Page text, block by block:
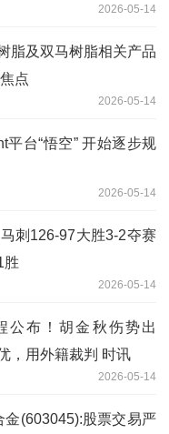
2026-05-14
脂及双马树脂相关产品
点
2026-05-14
平台“悟空” 开始逐步规
2026-05-14
刺126-97大胜3-2夺赛
胜
2026-05-14
公布！胡金秋伤势出
，用外籍裁判 时讯
2026-05-14
金(603045):股票交易严